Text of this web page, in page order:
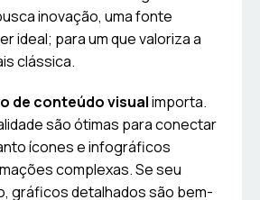
inovação, uma fonte
ideal; para um que valoriza a
clássica.
de conteúdo visualimporta.
são ótimas para conectar
ícones e infográficos
complexas. Se seu
gráficos detalhados são bem-